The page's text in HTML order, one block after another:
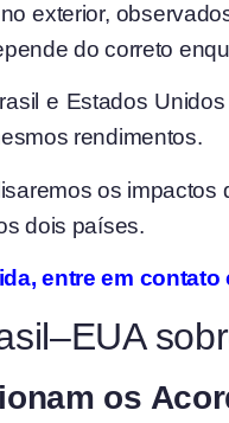
exterior,
do correto
e Estados
rendimentos.
os
dois países.
entre em
os